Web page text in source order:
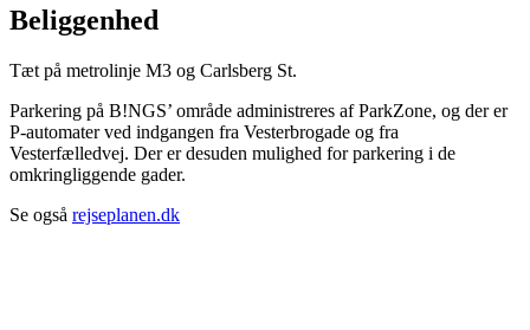
Beliggenhed
Tæt på metrolinje M3 og Carlsberg St.
Parkering på B!NGS’ område administreres af ParkZone, og der er
P-automater ved indgangen fra Vesterbrogade og fra
Vesterfælledvej. Der er desuden mulighed for parkering i de
omkringliggende gader.
Se også rejseplanen.dk